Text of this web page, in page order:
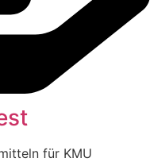
für KMU